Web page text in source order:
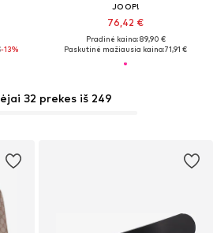
32 prekes iš 249
-13%
JOOP!
76,42 €
Pradinė kaina: 89,90 €
Paskutinė mažiausia kaina:71,91 €